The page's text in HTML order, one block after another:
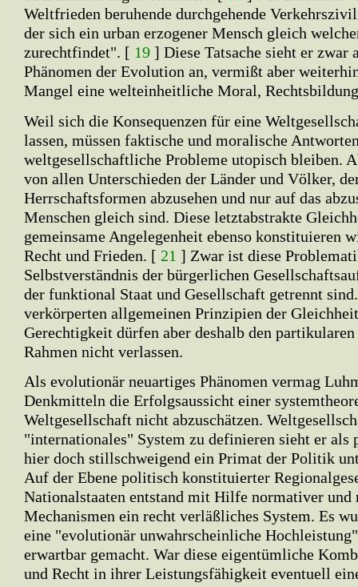
Weltfrieden beruhende durchgehende
der sich ein urban erzogener Mensch gleich
zurechtfindet". [ 19 ] Diese Tatsache sieht er zwar
Phänomen der Evolution an, vermißt aber
Mangel eine welteinheitliche Moral,
Weil sich die Konsequenzen für eine
lassen, müssen faktische und moralische
weltgesellschaftliche Probleme utopisch bleiben.
von allen Unterschieden der Länder und Völker,
Herrschaftsformen abzusehen und nur auf das
Menschen gleich sind. Diese letztabstrakte
gemeinsame Angelegenheit ebenso konstituieren
Recht und Frieden. [ 21 ] Zwar ist diese
Selbstverständnis der bürgerlichen
der funktional Staat und Gesellschaft getrennt
verkörperten allgemeinen Prinzipien der
Gerechtigkeit dürfen aber deshalb den
Rahmen nicht verlassen.
Als evolutionär neuartiges Phänomen vermag
Denkmitteln die Erfolgsaussicht einer
Weltgesellschaft nicht abzuschätzen.
"internationales" System zu definieren sieht er als
hier doch stillschweigend ein Primat der Politik
Auf der Ebene politisch konstituierter
Nationalstaaten entstand mit Hilfe normativer und
Mechanismen ein recht verläßliches System. Es
eine "evolutionär unwahrscheinliche
erwartbar gemacht. War diese eigentümliche
und Recht in ihrer Leistungsfähigkeit eventuell